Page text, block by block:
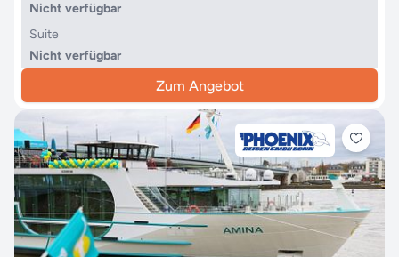
Nicht verfügbar
Suite
Nicht verfügbar
Zum Angebot